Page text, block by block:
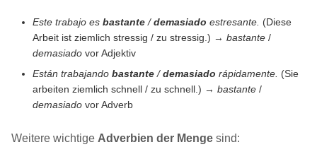
Este trabajo es bastante/demasiado estresante. (Diese
Arbeit ist ziemlich stressig / zu stressig.) → bastante /
demasiado vor Adjektiv
Están trabajando bastante/demasiado rápidamente. (Sie
arbeiten ziemlich schnell / zu schnell.) → bastante /
demasiado vor Adverb
Weitere wichtige Adverbien der Menge sind: